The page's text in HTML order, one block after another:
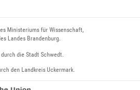
Ministeriums für Wissenschaft,
Landes Brandenburg.
die Stadt Schwedt.
den Landkreis Uckermark.